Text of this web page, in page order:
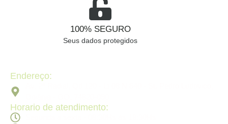
100% SEGURO
Seus dados protegidos
Endereço:
Horario de atendimento: